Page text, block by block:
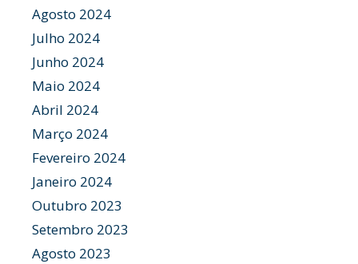
Agosto 2024
Julho 2024
Junho 2024
Maio 2024
Abril 2024
Março 2024
Fevereiro 2024
Janeiro 2024
Outubro 2023
Setembro 2023
Agosto 2023